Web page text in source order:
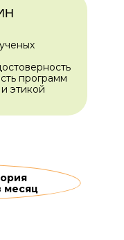
программ
этикой
месяц